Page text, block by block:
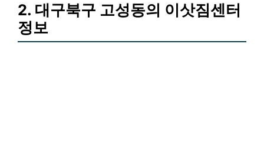
2. 대구북구 고성동의 이삿짐센터
정보